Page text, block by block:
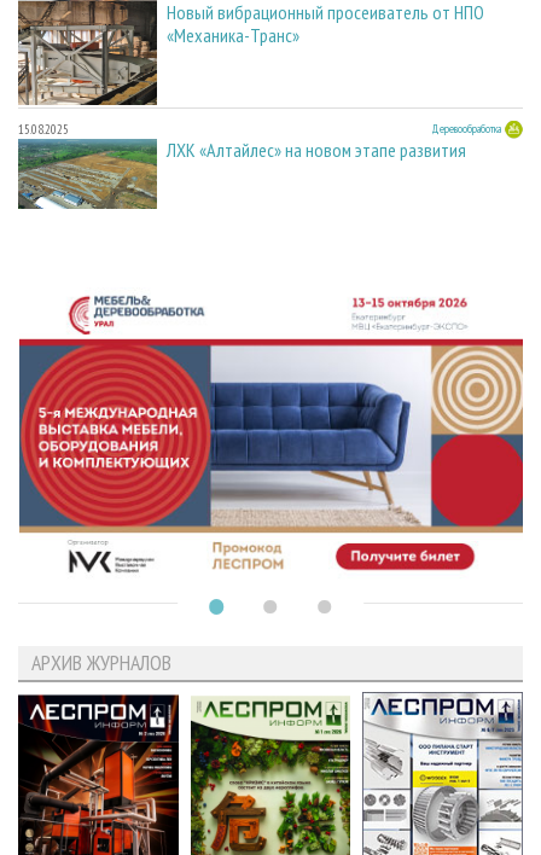
Новый вибрационный просеиватель от НПО
«Механика-Транс»
15.08.2025 Деревообработка
ЛХК «Алтайлес» на новом этапе развития
АРХИВ ЖУРНАЛОВ